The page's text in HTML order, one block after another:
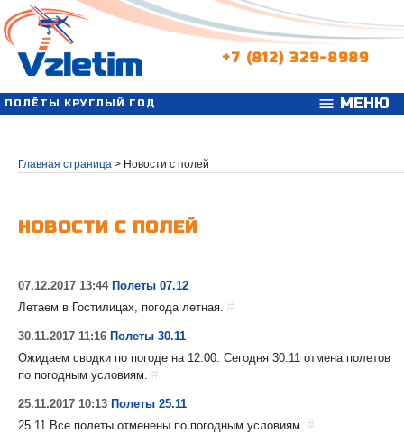
+7 (812) 329-8989
ПОЛЁТЫ КРУГЛЫЙ ГОД menu МЕНЮ
Главная страница > Новости с полей
НОВОСТИ С ПОЛЕЙ
07.12.2017 13:44 Полеты 07.12
Летаем в Гостилицах, погода летная. #
30.11.2017 11:16 Полеты 30.11
Ожидаем сводки по погоде на 12.00. Сегодня 30.11 отмена полетов
по погодным условиям. #
25.11.2017 10:13 Полеты 25.11
25.11 Все полеты отменены по погодным условиям. #